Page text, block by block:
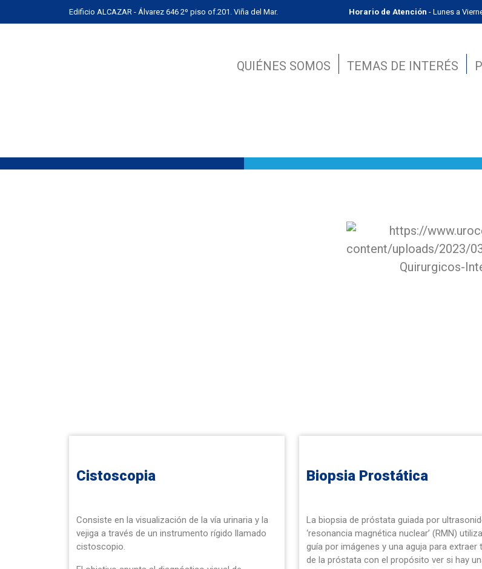
Edificio ALCAZAR - Álvarez 646 2º piso of.201. Viña del Mar. Horario de Atención - Lunes a
QUIÉNES SOMOS TEMAS DE INTERÉS
Cistoscopia
Consiste en la visualización de la vía urinaria y la
vejiga a través de un instrumento rígido llamado
cistoscopio.
Biopsia Prostática
La biopsia de próstata guiada por
‘resonancia magnética nuclear’ (RMN)
guía por imágenes y una aguja para extraer
de la próstata con el propósito ver si hay